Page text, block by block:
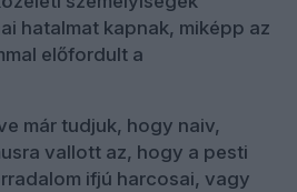
hatalmat kapnak, miképp az
előfordult a
már tudjuk, hogy naiv,
vallott az, hogy a pesti
ifjú harcosai, vagy